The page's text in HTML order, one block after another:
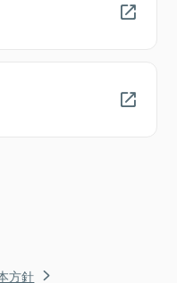
方針